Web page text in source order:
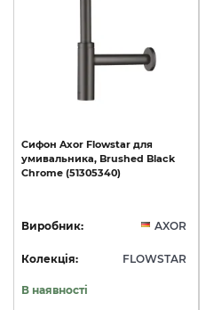
Сифон Axor Flowstar для
умивальника, Brushed Black
Chrome (51305340)
Виробник: AXOR
Колекція: FLOWSTAR
В наявності